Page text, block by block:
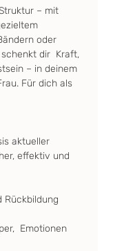
– mit
oder
dir  Kraft,
– in deinem
Für dich als
aktueller
effektiv und
Rückbildung
Emotionen